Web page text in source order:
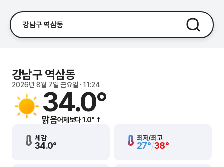
강남구 역삼동
2026년 8월 7일 금요일 · 11:24
34.0°
맑음어제보다1.0°
체감
34.0°
최저/최고
27°/38°